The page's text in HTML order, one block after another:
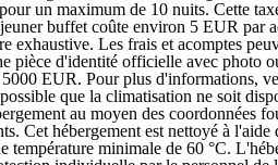
un maximum de 10 nuits. Cette
buffet coûte environ 5 EUR
exhaustive. Les frais et acomptes
pièce d'identité officielle avec photo
5000 EUR. Pour plus
que la climatisation ne soit
au moyen des coordonnées
Cet hébergement est nettoyé à
température minimale de 60 °C.